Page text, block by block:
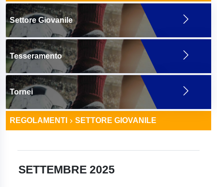
Settore Giovanile
Tesseramento
Tornei
REGOLAMENTI SETTORE GIOVANILE
SETTEMBRE 2025